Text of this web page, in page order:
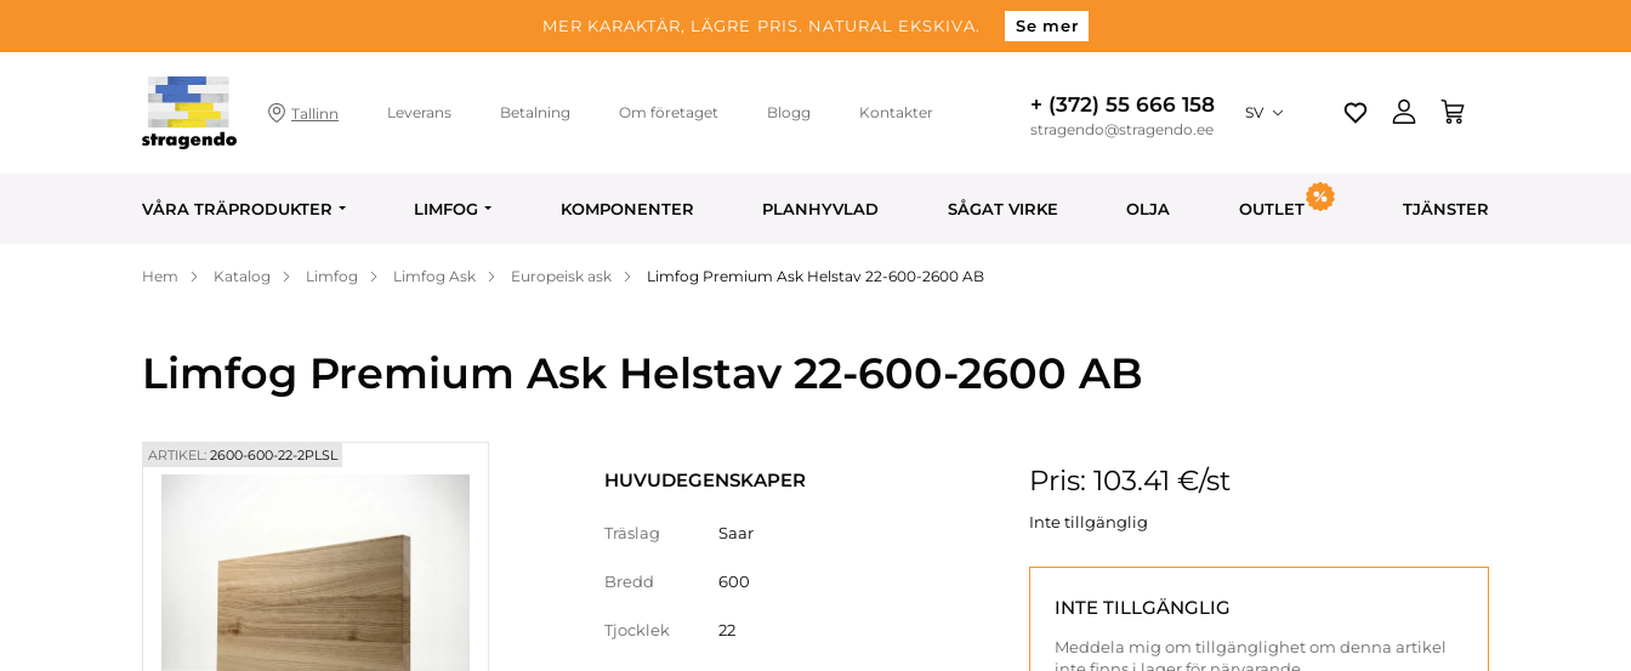
MER KARAKTÄR, LÄGRE PRIS. NATURAL EKSKIVA. Se mer
Tallinn Leverans Betalning Om företaget Blogg Kontakter + (372) 55 666 158
stragendo@stragendo.ee
SV
VÅRA TRÄPRODUKTER LIMFOG KOMPONENTER PLANHYVLAD SÅGAT VIRKE OLJA OUTLET TJÄNSTER
Hem Katalog Limfog Limfog Ask Europeisk ask Limfog Premium Ask Helstav 22-600-2600 AB
Limfog Premium Ask Helstav 22-600-2600 AB
ARTIKEL: 2600-600-22-2PLSL
HUVUDEGENSKAPER
Träslag Saar
Bredd 600
Tjocklek 22
Pris: 103.41 €/st
Inte tillgänglig
INTE TILLGÄNGLIG
Meddela mig om tillgänglighet om denna artikel